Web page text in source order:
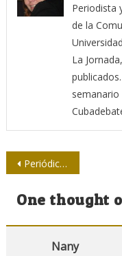
Periodista
de la
La
semanario
Navegación
de
Periódico Escambray: 44 años
One thought
Nany